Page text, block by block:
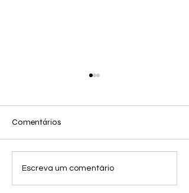
O Verdadeiro Nome das
Profissões
Comentários
Escreva um comentário